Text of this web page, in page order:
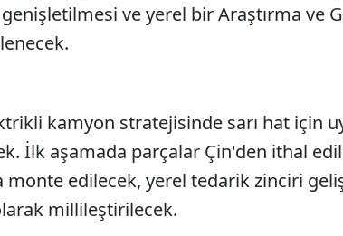
genişletilmesi ve yerel bir Araştırma ve
kamyon stratejisinde sarı hat için
İlk aşamada parçalar Çin'den ithal
monte edilecek, yerel tedarik zinciri
millileştirilecek.